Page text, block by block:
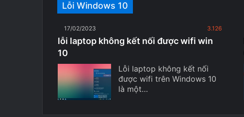
Lỗi Windows 10
17/02/2023 3.126
lỗi laptop không kết nối được wifi win
10
Lỗi laptop không kết nối
được wifi trên Windows 10
là một…